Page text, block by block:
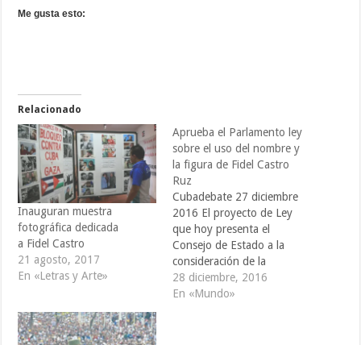
Me gusta esto:
Relacionado
Inauguran muestra
fotográfica dedicada
a Fidel Castro
21 agosto, 2017
En «Letras y Arte»
Aprueba el Parlamento ley
sobre el uso del nombre y
la figura de Fidel Castro
Ruz
Cubadebate 27 diciembre
2016 El proyecto de Ley
que hoy presenta el
Consejo de Estado a la
consideración de la
Asamblea Nacional del
Poder Popular, en el
28 diciembre, 2016
En «Mundo»